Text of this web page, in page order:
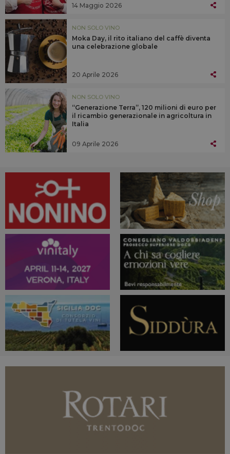
14 Maggio 2026
NON SOLO VINO
Moka Day, il rito italiano del caffè diventa
una celebrazione globale
20 Aprile 2026
NON SOLO VINO
“Generazione Terra”, 120 milioni di euro per
il ricambio generazionale in agricoltura in
Italia
09 Aprile 2026